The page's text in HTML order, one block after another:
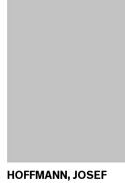
HOFFMANN, JOSEF